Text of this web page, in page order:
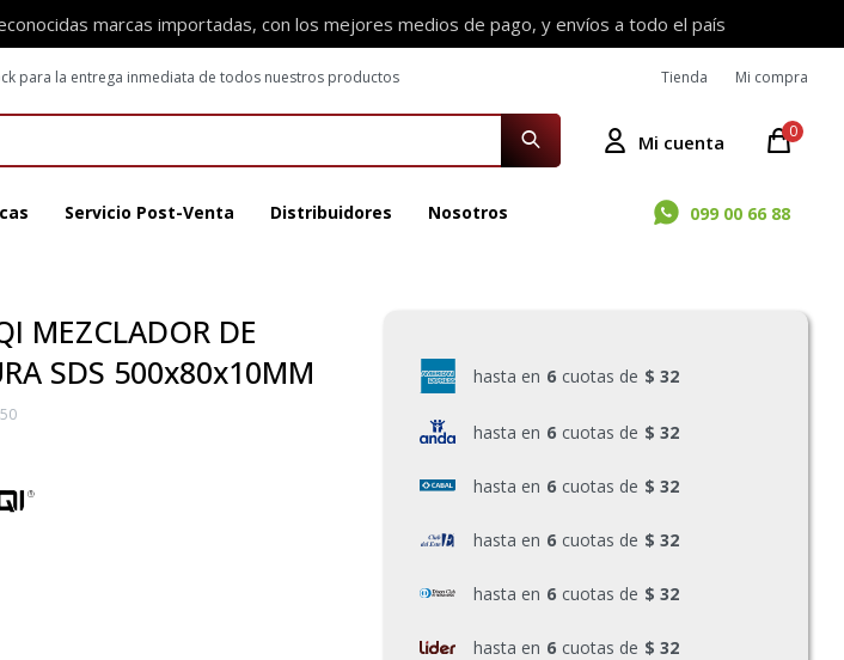
marcas importadas, con los mejores medios de pago, y envíos a todo el país
Servicio Post-Venta Distribuidores Nosotros 099 00 66 88
0
para la entrega inmediata de todos nuestros productos Tienda Mi compra
MEZCLADOR DE
SDS 500x80x10MM
hasta en 6 cuotas de $ 32
hasta en 6 cuotas de $ 32
hasta en 6 cuotas de $ 32
hasta en 6 cuotas de $ 32
hasta en 6 cuotas de $ 32
hasta en 6 cuotas de $ 32